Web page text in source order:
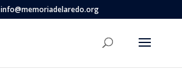
info@memoriadelaredo.org